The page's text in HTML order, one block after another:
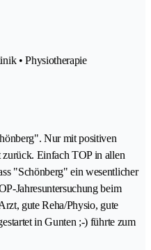
• Physiotherapie
Nur mit positiven
zurück. Einfach TOP in allen
"Schönberg" ein wesentlicher
Jahresuntersuchung beim
gute Reha/Physio, gute
in Gunten ;-) führte zum